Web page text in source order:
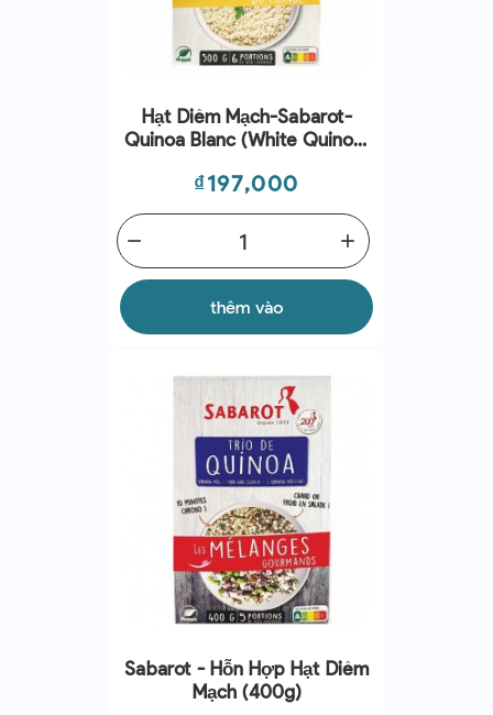
Hạt Diêm Mạch-Sabarot-
Quinoa Blanc (white Quinoa)
Giá
₫197,000
add
remove
thêm vào
Sabarot - Hỗn Hợp Hạt Diêm
Mạch (400g)